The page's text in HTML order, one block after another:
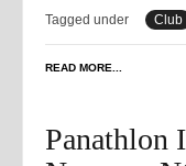
Tagged under Club
READ MORE...
Panathlon